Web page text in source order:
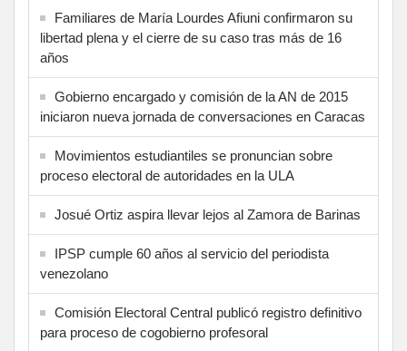
Familiares de María Lourdes Afiuni confirmaron su
libertad plena y el cierre de su caso tras más de 16
años
Gobierno encargado y comisión de la AN de 2015
iniciaron nueva jornada de conversaciones en Caracas
Movimientos estudiantiles se pronuncian sobre
proceso electoral de autoridades en la ULA
Josué Ortiz aspira llevar lejos al Zamora de Barinas
IPSP cumple 60 años al servicio del periodista
venezolano
Comisión Electoral Central publicó registro definitivo
para proceso de cogobierno profesoral